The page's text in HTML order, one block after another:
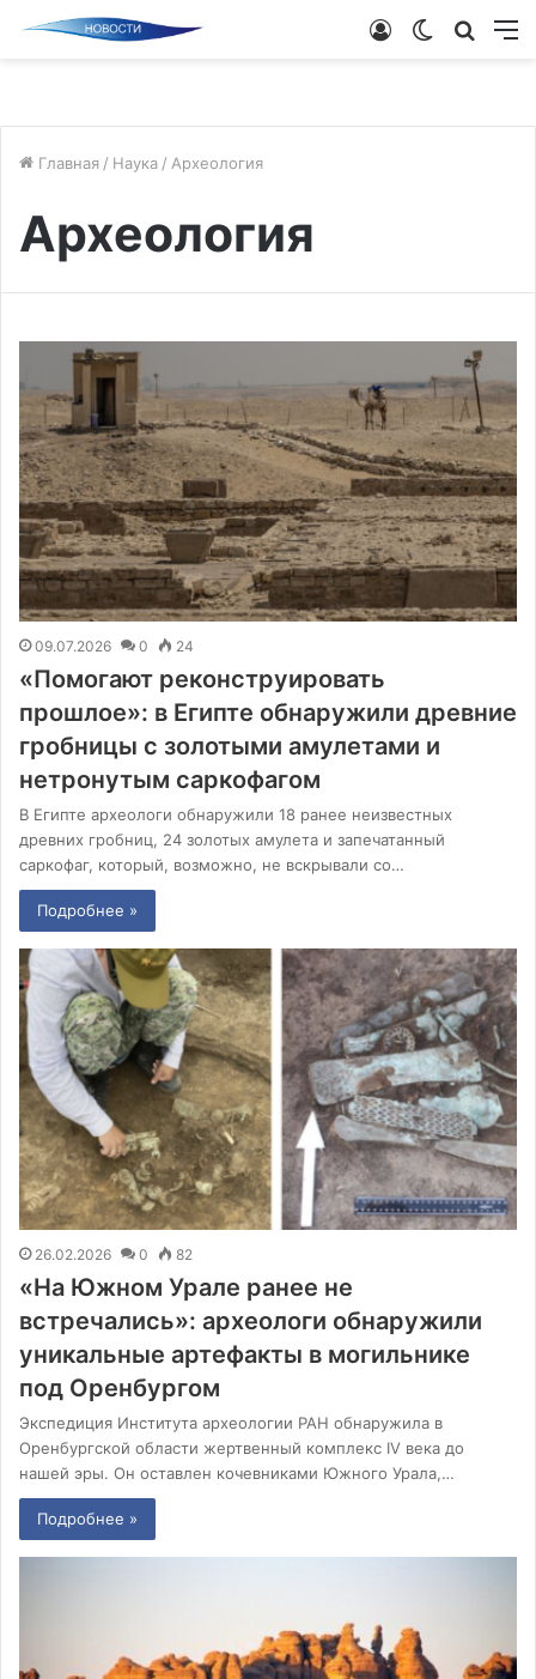
Поиск
Switch
Войти
Главная / Наука / Археология
Археология
09.07.2026 0 24
«Помогают реконструировать
прошлое»: в Египте обнаружили древние
гробницы с золотыми амулетами и
нетронутым саркофагом
В Египте археологи обнаружили 18 ранее неизвестных
древних гробниц, 24 золотых амулета и запечатанный
саркофаг, который, возможно, не вскрывали со…
Подробнее »
26.02.2026 0 82
«На Южном Урале ранее не
встречались»: археологи обнаружили
уникальные артефакты в могильнике
под Оренбургом
Экспедиция Института археологии РАН обнаружила в
Оренбургской области жертвенный комплекс IV века до
нашей эры. Он оставлен кочевниками Южного Урала,…
Подробнее »